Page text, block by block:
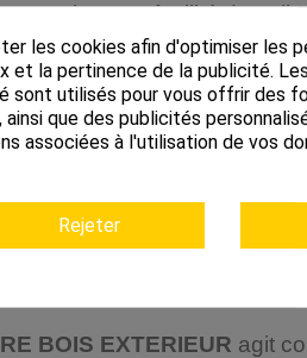
une facilité
depeinture bois
poncez, et
boiserie, en espaçant
être sèche à cœur. Le
d’une protection
la peinture bois avec du
BOIS EXTERIEUR agit
les cookies afin d'optimiser les
et la pertinence de la publicité.
sont utilisés pour vous offrir des
que des publicités
associées à l'utilisation de vos
Rejeter